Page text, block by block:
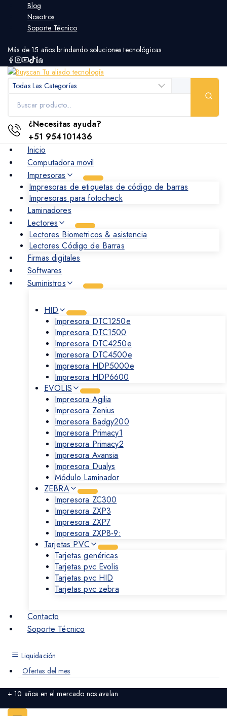
Blog
Nosotros
Soporte Técnico
Más de 15 años brindando soluciones tecnológicas
¿Necesitas ayuda?
+51 954101436
Inicio
Computadora movil
Impresoras
Impresoras de etiquetas de código de barras
Impresoras para fotocheck
Laminadores
Lectores
Lectores Biometricos & asistencia
Lectores Código de Barras
Firmas digitales
Softwares
Suministros
HID
Impresora DTC1250e
Impresora DTC1500
Impresora DTC4250e
Impresora DTC4500e
Impresora HDP5000e
Impresora HDP6600
EVOLIS
Impresora Agilia
Impresora Zenius
Impresora Badgy200
Impresora Primacy1
Impresora Primacy2
Impresora Avansia
Impresora Dualys
Módulo Laminador
ZEBRA
Impresora ZC300
Impresora ZXP3
Impresora ZXP7
Impresora ZXP8-9:
Tarjetas PVC
Tarjetas genéricas
Tarjetas pvc Evolis
Tarjetas pvc HID
Tarjetas pvc zebra
Contacto
Soporte Técnico
Liquidación
Ofertas del mes
+ 10 años en el mercado nos avalan